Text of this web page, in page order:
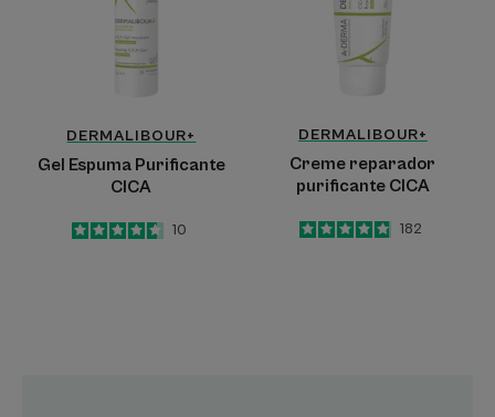
DERMALIBOUR+
Gel Espuma Purificante
CICA
4.6
/
5
10
DERMALIBOUR+
Creme reparador
purificante CICA
4.8
/
5
182